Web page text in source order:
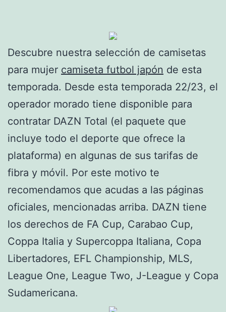
Descubre nuestra selección de camisetas
para mujer camiseta futbol japón de esta
temporada. Desde esta temporada 22/23, el
operador morado tiene disponible para
contratar DAZN Total (el paquete que
incluye todo el deporte que ofrece la
plataforma) en algunas de sus tarifas de
fibra y móvil. Por este motivo te
recomendamos que acudas a las páginas
oficiales, mencionadas arriba. DAZN tiene
los derechos de FA Cup, Carabao Cup,
Coppa Italia y Supercoppa Italiana, Copa
Libertadores, EFL Championship, MLS,
League One, League Two, J-League y Copa
Sudamericana.